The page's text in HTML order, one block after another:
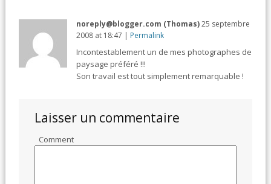
noreply@blogger.com (Thomas) 25 septembre
2008 at 18:47 | Permalink
Incontestablement un de mes photographes de
paysage préféré !!!
Son travail est tout simplement remarquable !
Laisser un commentaire
Comment